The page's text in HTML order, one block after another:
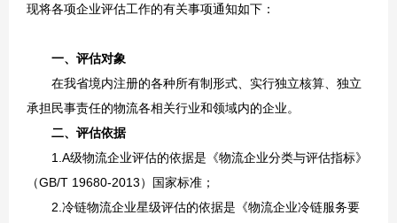
现将各项企业评估工作的有关事项通知如下：
一、评估对象
在我省境内注册的各种所有制形式、实行独立核算、独立
承担民事责任的物流各相关行业和领域内的企业。
二、评估依据
1.A级物流企业评估的依据是《物流企业分类与评估指标》
（GB/T 19680-2013）国家标准；
2.冷链物流企业星级评估的依据是《物流企业冷链服务要